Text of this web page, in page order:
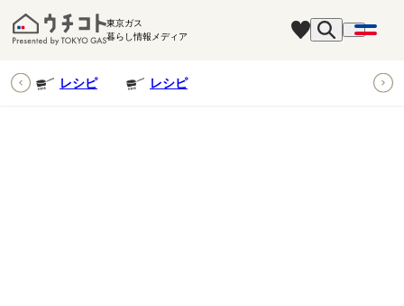
東京ガス
暮らし情報メディア
レシピ レシピ